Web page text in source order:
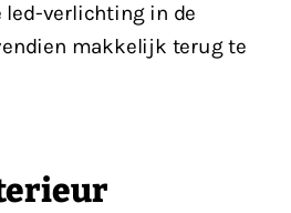
led-verlichting in de
makkelijk terug te